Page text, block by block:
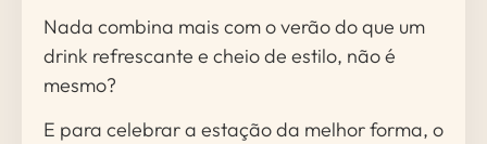
Nada combina mais com o verão do que um
drink refrescante e cheio de estilo, não é
mesmo?
E para celebrar a estação da melhor forma, o